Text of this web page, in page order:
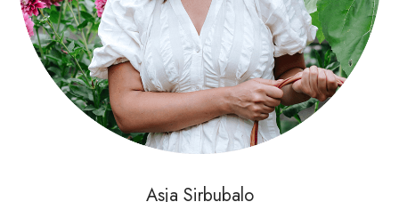
Asja Sirbubalo